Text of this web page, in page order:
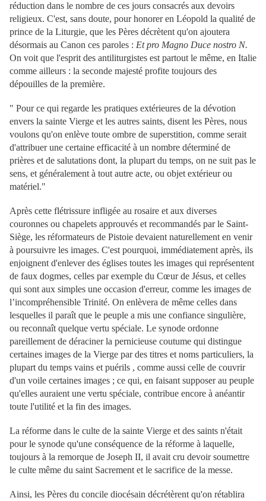
réduction dans le nombre de ces jours consacrés aux devoirs
religieux. C'est, sans doute, pour honorer en Léopold la qualité de
prince de la Liturgie, que les Pères décrètent qu'on ajoutera
désormais au Canon ces paroles : Et pro Magno Duce nostro N.
On voit que l'esprit des antiliturgistes est partout le même, en Italie
comme ailleurs : la seconde majesté profite toujours des
dépouilles de la première.
" Pour ce qui regarde les pratiques extérieures de la dévotion
envers la sainte Vierge et les autres saints, disent les Pères, nous
voulons qu'on enlève toute ombre de superstition, comme serait
d'attribuer une certaine efficacité à un nombre déterminé de
prières et de salutations dont, la plupart du temps, on ne suit pas le
sens, et généralement à tout autre acte, ou objet extérieur ou
matériel."
Après cette flétrissure infligée au rosaire et aux diverses
couronnes ou chapelets approuvés et recommandés par le Saint-
Siège, les réformateurs de Pistoie devaient naturellement en venir
à poursuivre les images. C'est pourquoi, immédiatement après, ils
enjoignent d'enlever des églises toutes les images qui représentent
de faux dogmes, celles par exemple du Cœur de Jésus, et celles
qui sont aux simples une occasion d'erreur, comme les images de
l’incompréhensible Trinité. On enlèvera de même celles dans
lesquelles il paraît que le peuple a mis une confiance singulière,
ou reconnaît quelque vertu spéciale. Le synode ordonne
pareillement de déraciner la pernicieuse coutume qui distingue
certaines images de la Vierge par des titres et noms particuliers, la
plupart du temps vains et puérils , comme aussi celle de couvrir
d'un voile certaines images ; ce qui, en faisant supposer au peuple
qu'elles auraient une vertu spéciale, contribue encore à anéantir
toute l'utilité et la fin des images.
La réforme dans le culte de la sainte Vierge et des saints n'était
pour le synode qu'une conséquence de la réforme à laquelle,
toujours à la remorque de Joseph II, il avait cru devoir soumettre
le culte même du saint Sacrement et le sacrifice de la messe.
Ainsi, les Pères du concile diocésain décrétèrent qu'on rétablira